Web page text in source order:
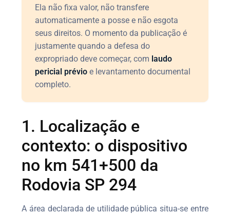
Ela não fixa valor, não transfere
automaticamente a posse e não esgota
seus direitos. O momento da publicação é
justamente quando a defesa do
expropriado deve começar, com laudo
pericial prévio e levantamento documental
completo.
1. Localização e
contexto: o dispositivo
no km 541+500 da
Rodovia SP 294
A área declarada de utilidade pública situa-se entre